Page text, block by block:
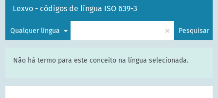
Lexvo - códigos de língua ISO 639-3
Qualquer língua × Pesquisar
Não há termo para este conceito na língua selecionada.